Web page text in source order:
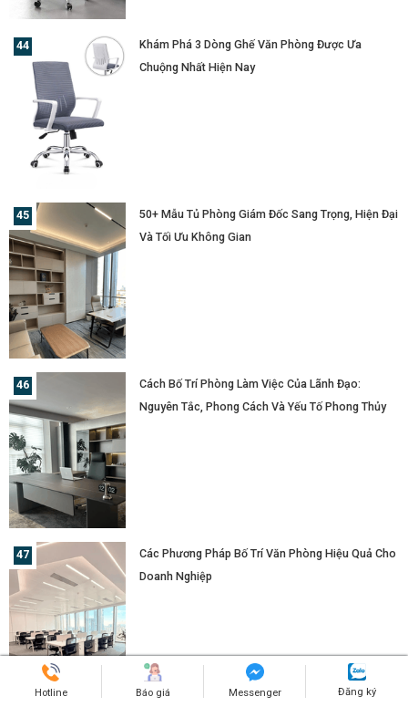
Khám Phá 3 Dòng Ghế Văn Phòng Được Ưa
Chuộng Nhất Hiện Nay
50+ Mẫu Tủ Phòng Giám Đốc Sang Trọng, Hiện Đại
Và Tối Ưu Không Gian
Cách Bố Trí Phòng Làm Việc Của Lãnh Đạo:
Nguyên Tắc, Phong Cách Và Yếu Tố Phong Thủy
Các Phương Pháp Bố Trí Văn Phòng Hiệu Quả Cho
Doanh Nghiệp
Hotline Báo giá Messenger Đăng ký